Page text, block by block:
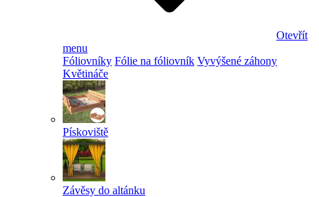
Otevřít
menu
Fóliovníky Fólie na fóliovník Vyvýšené záhony
Květináče
Pískoviště
Závěsy do altánku